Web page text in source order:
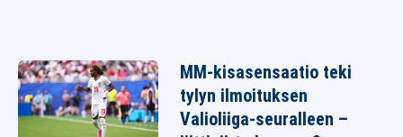
MM-kisasensaatio teki
tylyn ilmoituksen
Valioliiga-seuralleen –